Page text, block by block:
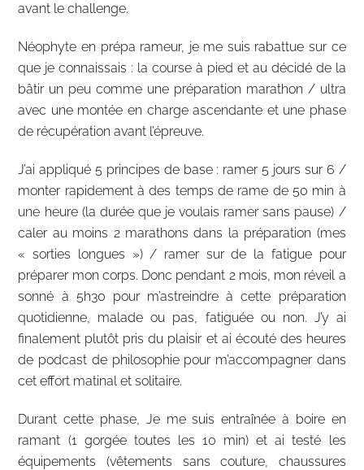
avant le challenge.
Néophyte en prépa rameur, je me suis rabattue sur ce
que je connaissais : la course à pied et au décidé de la
bâtir un peu comme une préparation marathon / ultra
avec une montée en charge ascendante et une phase
de récupération avant l’épreuve.
J’ai appliqué 5 principes de base : ramer 5 jours sur 6 /
monter rapidement à des temps de rame de 50 min à
une heure (la durée que je voulais ramer sans pause) /
caler au moins 2 marathons dans la préparation (mes
« sorties longues ») / ramer sur de la fatigue pour
préparer mon corps. Donc pendant 2 mois, mon réveil a
sonné à 5h30 pour m’astreindre à cette préparation
quotidienne, malade ou pas, fatiguée ou non. J’y ai
finalement plutôt pris du plaisir et ai écouté des heures
de podcast de philosophie pour m’accompagner dans
cet effort matinal et solitaire.
Durant cette phase, Je me suis entraînée à boire en
ramant (1 gorgée toutes les 10 min) et ai testé les
équipements (vêtements sans couture, chaussures